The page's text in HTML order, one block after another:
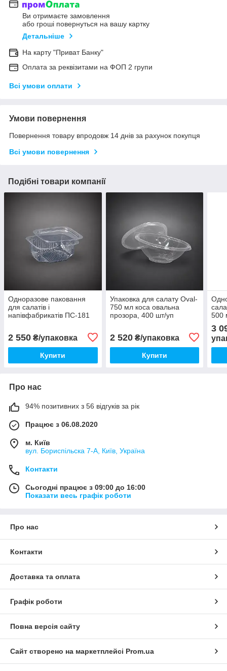
Ви отримаєте замовлення
або гроші повернуться на вашу картку
Детальніше
На карту "Приват Банку"
Оплата за реквізитами на ФОП 2 групи
Всі умови оплати
Умови повернення
Повернення товару впродовж 14 днів за рахунок покупця
Всі умови повернення
Подібні товари компанії
Одноразове паковання
для салатів і
напівфабрикатів ПС-181
2 550 ₴/упаковка
Купити
Упаковка для салату Oval-
750 мл коса овальна
прозора, 400 шт/уп
2 520₴/упаковка
Купити
500
3
Про нас
94% позитивних з 56 відгуків за рік
Працює з 06.08.2020
м. Київ
вул. Бориспільска 7-А, Київ, Україна
Контакти
Сьогодні працює з 09:00 до 16:00
Показати весь графік роботи
Про нас
Контакти
Доставка та оплата
Графік роботи
Повна версія сайту
Сайт створено на маркетплейсі Prom.ua